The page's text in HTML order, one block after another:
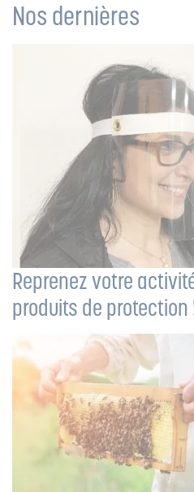
Nos dernières
Reprenez votre
produits de protection